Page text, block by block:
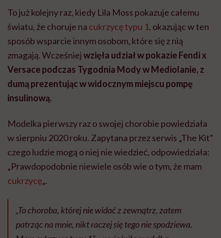
To już kolejny raz, kiedy Lila Moss pokazuje całemu
światu, że choruje na cukrzycę typu 1, okazując w ten
sposób wsparcie innym osobom, które się z nią
zmagają. Wcześniejwzięła udział w pokazie Fendi x
Versace podczas Tygodnia Mody w Mediolanie, z
dumą prezentując w widocznym miejscu pompę
insulinową.
Modelka pierwszy raz o swojej chorobie powiedziała
w sierpniu 2020 roku. Zapytana przez serwis „The Kit”
czego ludzie mogą o niej nie wiedzieć, odpowiedziała:
„Prawdopodobnie niewiele osób wie o tym, że mam
cukrzycę„.
„To choroba, której nie widać z zewnątrz, zatem
patrząc na mnie, nikt raczej się tego nie spodziewa.